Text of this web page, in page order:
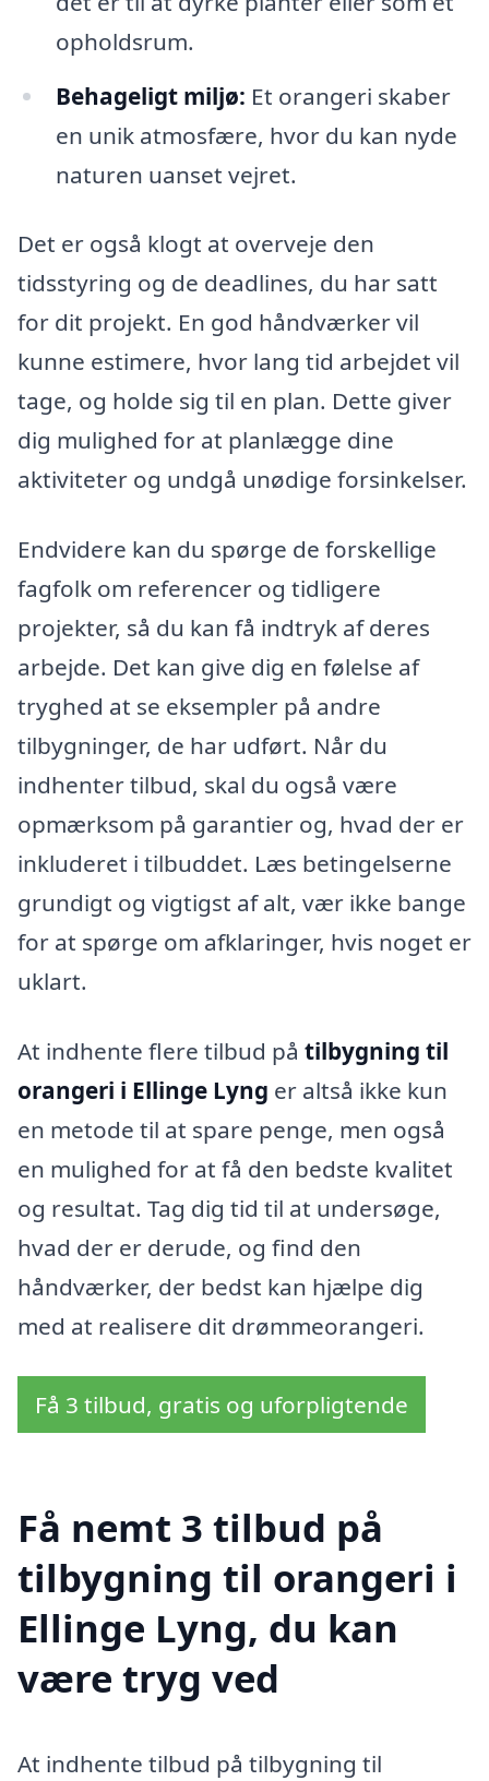
opholdsrum.
Behageligt miljø: Et orangeri skaber
en unik atmosfære, hvor du kan nyde
naturen uanset vejret.
Det er også klogt at overveje den
tidsstyring og de deadlines, du har satt
for dit projekt. En god håndværker vil
kunne estimere, hvor lang tid arbejdet vil
tage, og holde sig til en plan. Dette giver
dig mulighed for at planlægge dine
aktiviteter og undgå unødige forsinkelser.
Endvidere kan du spørge de forskellige
fagfolk om referencer og tidligere
projekter, så du kan få indtryk af deres
arbejde. Det kan give dig en følelse af
tryghed at se eksempler på andre
tilbygninger, de har udført. Når du
indhenter tilbud, skal du også være
opmærksom på garantier og, hvad der er
inkluderet i tilbuddet. Læs betingelserne
grundigt og vigtigst af alt, vær ikke bange
for at spørge om afklaringer, hvis noget er
uklart.
At indhente flere tilbud på tilbygning til
orangeri i Ellinge Lyng er altså ikke kun
en metode til at spare penge, men også
en mulighed for at få den bedste kvalitet
og resultat. Tag dig tid til at undersøge,
hvad der er derude, og find den
håndværker, der bedst kan hjælpe dig
med at realisere dit drømmeorangeri.
Få 3 tilbud, gratis og uforpligtende
Få nemt 3 tilbud på
tilbygning til orangeri i
Ellinge Lyng, du kan
være tryg ved
At indhente tilbud på tilbygning til